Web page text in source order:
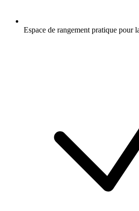
Espace de rangement pratique pour